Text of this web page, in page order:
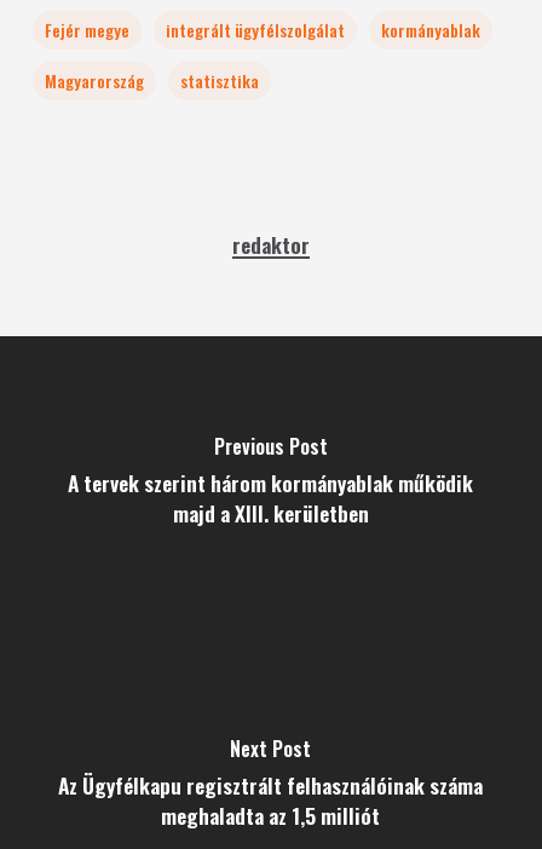
Fejér megye integrált ügyfélszolgálat
kormányablak
Magyarország
statisztika
redaktor
Previous Post
A tervek szerint három kormányablak működik
majd a XIII. kerületben
Next Post
Az Ügyfélkapu regisztrált felhasználóinak száma
meghaladta az 1,5 milliót